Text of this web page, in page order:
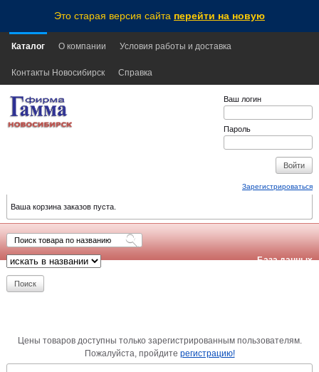
Это старая версия сайта перейти на новую
Каталог О компании Условия работы и доставка
Контакты Новосибирск Справка
Ваш логин
Пароль
Зарегистрироваться
Ваша корзина заказов пуста.
База данных
Цены товаров доступны только зарегистрированным пользователям.
Пожалуйста, пройдите регистрацию!